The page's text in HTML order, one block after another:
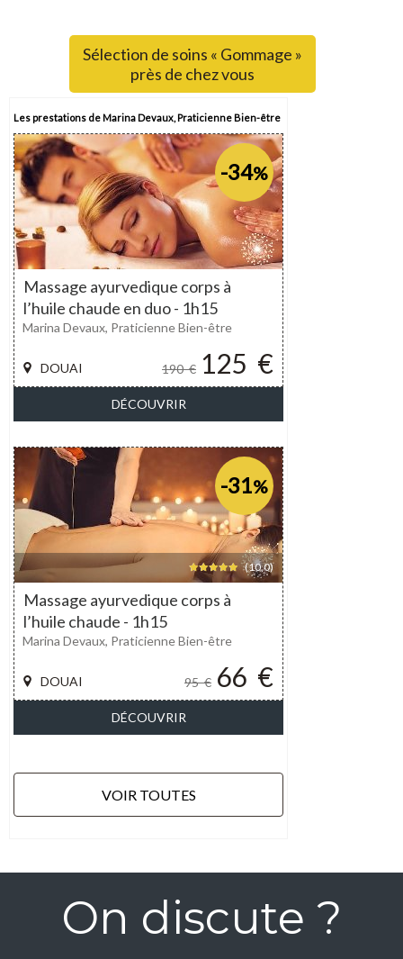
Sélection de soins « Gommage »
près de chez vous
Les prestations de Marina Devaux, Praticienne Bien-être
-34%
Massage ayurvedique corps à
l’huile chaude en duo - 1h15
190€ 125 €
DOUAI
Marina Devaux, Praticienne Bien-être
DÉCOUVRIR
-31%
(10,0)
Massage ayurvedique corps à
l’huile chaude - 1h15
95€ 66 €
DOUAI
Marina Devaux, Praticienne Bien-être
DÉCOUVRIR
VOIR TOUTES
On discute ?